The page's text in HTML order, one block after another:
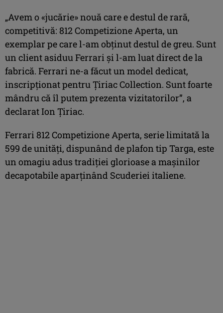
„Avem o «jucărie» nouă care e destul de rară,
competitivă: 812 Competizione Aperta, un
exemplar pe care l-am obținut destul de greu. Sunt
un client asiduu Ferrari și l-am luat direct de la
fabrică. Ferrari ne-a făcut un model dedicat,
inscripționat pentru Țiriac Collection. Sunt foarte
mândru că îl putem prezenta vizitatorilor”, a
declarat Ion Țiriac.
Ferrari 812 Competizione Aperta, serie limitată la
599 de unități, dispunând de plafon tip Targa, este
un omagiu adus tradiției glorioase a mașinilor
decapotabile aparţinând Scuderiei italiene.